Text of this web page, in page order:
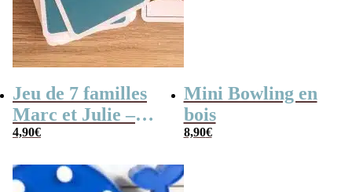
Jeu de 7 familles
Marc et Julie –
Les meilleures
4,90€
Mini Bowling en
bois
8,90€